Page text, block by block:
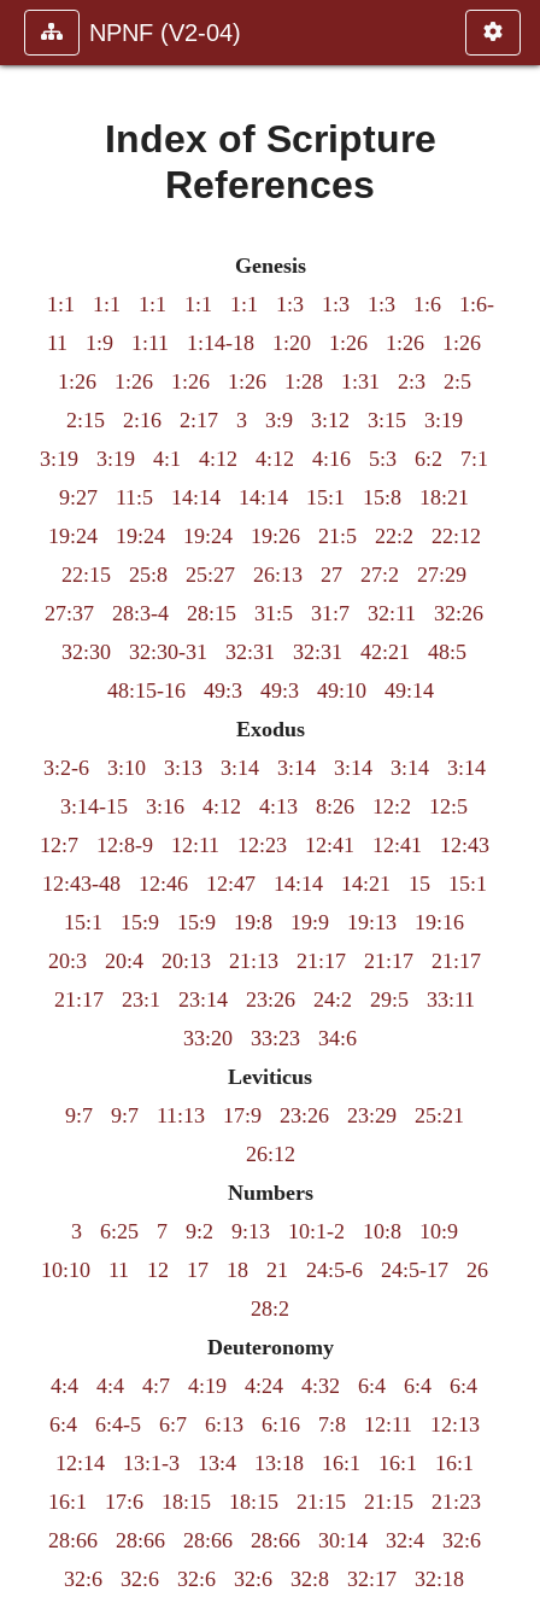
NPNF (V2-04)
Index of Scripture
References
Genesis
1:1
1:1 1:1 1:1 1:1 1:3 1:3 1:3 1:6
1:6-
11
1:9 1:11 1:14-18 1:20 1:26 1:26
1:26
1:26
1:26 1:26 1:26 1:28 1:31 2:3
2:5
2:15
2:16 2:17 3 3:9 3:12 3:15
3:19
3:19
3:19 4:1 4:12 4:12 4:16 5:3 6:2
7:1
9:27
11:5 14:14 14:14 15:1 15:8
18:21
19:24
19:24 19:24 19:26 21:5 22:2
22:12
22:15
25:8 25:27 26:13 27 27:2
27:29
27:37
28:3-4 28:15 31:5 31:7 32:11
32:26
32:30
32:30-31 32:31 32:31 42:21
48:5
48:15-16
49:3 49:3 49:10
49:14
Exodus
3:2-6
3:10 3:13 3:14 3:14 3:14 3:14
3:14
3:14-15
3:16 4:12 4:13 8:26 12:2
12:5
12:7
12:8-9 12:11 12:23 12:41 12:41
12:43
12:43-48
12:46 12:47 14:14 14:21 15
15:1
15:1
15:9 15:9 19:8 19:9 19:13
19:16
20:3
20:4 20:13 21:13 21:17 21:17
21:17
21:17
23:1 23:14 23:26 24:2 29:5
33:11
33:20
33:23
34:6
Leviticus
9:7
9:7 11:13 17:9 23:26 23:29
25:21
26:12
Numbers
3
6:25 7 9:2 9:13 10:1-2 10:8
10:9
10:10
11 12 17 18 21 24:5-6 24:5-17
26
28:2
Deuteronomy
4:4
4:4 4:7 4:19 4:24 4:32 6:4 6:4
6:4
6:4
6:4-5 6:7 6:13 6:16 7:8 12:11
12:13
12:14
13:1-3 13:4 13:18 16:1 16:1
16:1
16:1
17:6 18:15 18:15 21:15 21:15
21:23
28:66
28:66 28:66 28:66 30:14 32:4
32:6
32:6
32:6 32:6 32:6 32:8 32:17
32:18